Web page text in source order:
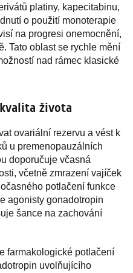
platiny, kapecitabinu,
o použití monoterapie
na progresi onemocnění,
Tato oblast se rychle mění
nad rámec klasické
života
ovariální rezervu a vést k
u premenopauzálních
doporučuje včasná
včetně zmrazení vajíček
potlačení funkce
agonisty gonadotropin
šance na zachování
farmakologické potlačení
uvolňujícího